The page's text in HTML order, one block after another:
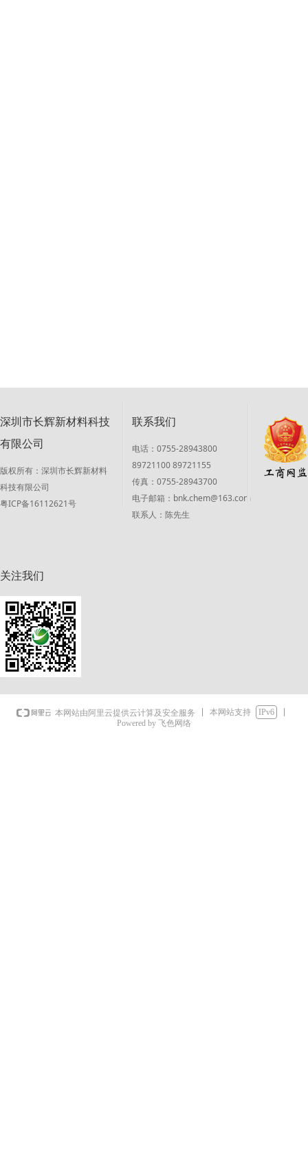
深圳市长辉新材料科技
有限公司
版权所有：深圳市长辉新材料
科技有限公司
粤ICP备16112621号
联系我们
电话：0755-28943800
89721100 89721155
传真：0755-28943700
电子邮箱：bnk.chem@163.com
联系人：陈先生
关注我们
本网站由阿里云提供云计算及安全服务 本网站支持
IPv6
Powered by 飞色网络